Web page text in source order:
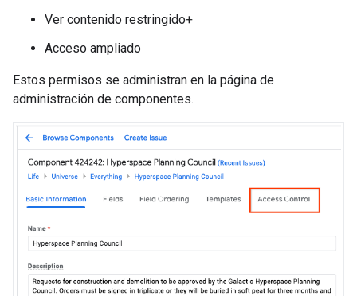
Ver contenido restringido+
Acceso ampliado
Estos permisos se administran en la página de
administración de componentes.